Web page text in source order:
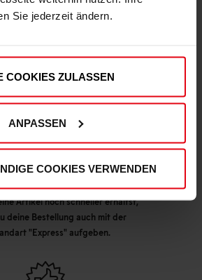
Sie jederzeit ändern.
COOKIES ZULASSEN
ANPASSEN
COOKIES VERWENDEN
Artikel noch schneller erhältst,
deine Bestellung auch mit der
"Express" aufgeben.